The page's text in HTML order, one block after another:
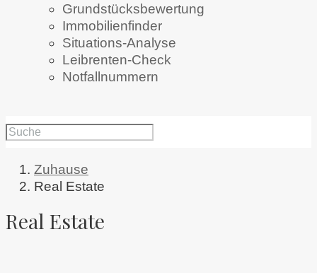
Grundstücksbewertung
Immobilienfinder
Situations-Analyse
Leibrenten-Check
Notfallnummern
Zuhause
Real Estate
Real Estate